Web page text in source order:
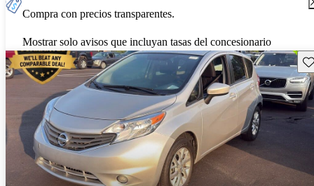
Compra con precios transparentes.
Mostrar solo avisos que incluyan tasas del concesionario